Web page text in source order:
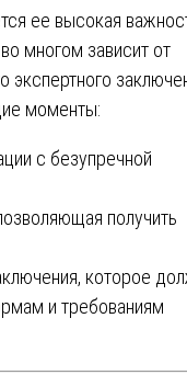
ее высокая
многом зависит от
экспертного
моменты:
с безупречной
получить
которое
и требованиям